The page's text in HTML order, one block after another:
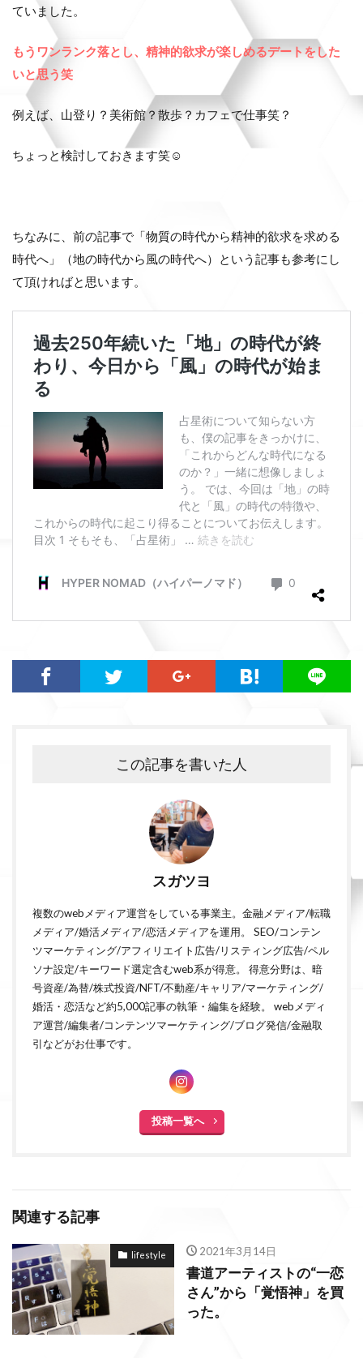
ていました。
もうワンランク落とし、精神的欲求が楽しめるデートをした
いと思う笑
例えば、山登り？美術館？散歩？カフェで仕事笑？
ちょっと検討しておきます笑☺️
ちなみに、前の記事で「物質の時代から精神的欲求を求める
時代へ」（地の時代から風の時代へ）という記事も参考にし
て頂ければと思います。
この記事を書いた人
スガツヨ
複数のwebメディア運営をしている事業主。金融メディア/転職
メディア/婚活メディア/恋活メディアを運用。 SEO/コンテン
ツマーケティング/アフィリエイト広告/リスティング広告/ペル
ソナ設定/キーワード選定含むweb系が得意。 得意分野は、暗
号資産/為替/株式投資/NFT/不動産/キャリア/マーケティング/
婚活・恋活など約5,000記事の執筆・編集を経験。 webメディ
ア運営/編集者/コンテンツマーケティング/ブログ発信/金融取
引などがお仕事です。
投稿一覧へ
関連する記事
lifestyle 2021年3月14日
書道アーティストの“一恋
さん”から「覚悟神」を買
った。